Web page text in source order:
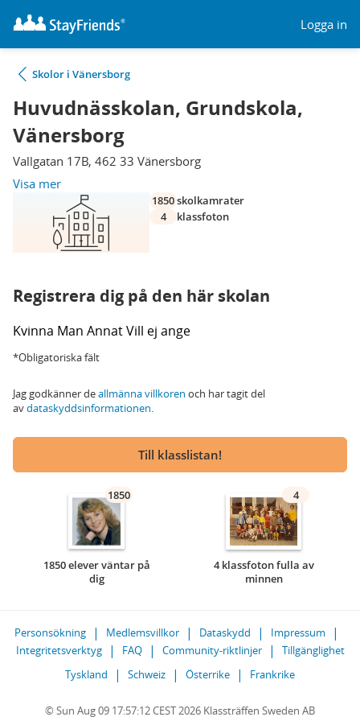
Logga in
Skolor i Vänersborg
Huvudnässkolan, Grundskola,
Vänersborg
Vallgatan 17B, 462 33 Vänersborg
Visa mer
1850skolkamrater
4
klassfoton
Registrera dig på den här skolan
Kvinna Man AnnatVill ej ange
*Obligatoriska fält
Jag godkänner deallmänna villkoren och har tagit del
avdataskyddsinformationen.
Till klasslistan!
1850
1850 elever väntar på
dig
4
4 klassfoton fulla av
minnen
Personsökning Medlemsvillkor Dataskydd
Impressum
Integritetsverktyg
FAQ Community-riktlinjer
Tillgänglighet
Tyskland
Schweiz Österrike Frankrike
© Sun Aug 09 17:57:12 CEST 2026 Klassträffen Sweden AB